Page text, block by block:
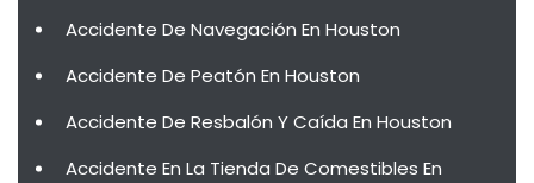
Accidente De Navegación En Houston
Accidente De Peatón En Houston
Accidente De Resbalón Y Caída En Houston
Accidente En La Tienda De Comestibles En